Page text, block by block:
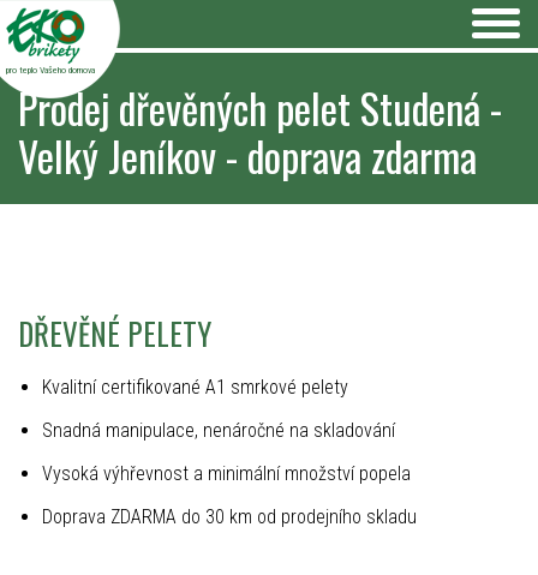
pro teplo Vašeho domova
Prodej dřevěných pelet Studená -
Velký Jeníkov - doprava zdarma
DŘEVĚNÉ PELETY
Kvalitní certifikované A1 smrkové pelety
Snadná manipulace, nenáročné na skladování
Vysoká výhřevnost a minimální množství popela
Doprava ZDARMA do 30 km od prodejního skladu